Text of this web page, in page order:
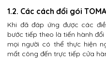
1.2. Các cách đổi gói
Khi đã đáp ứng được các
bước tiếp theo là tiến hành
mọi người có thể thực hiện
mất công đến trực tiếp cửa